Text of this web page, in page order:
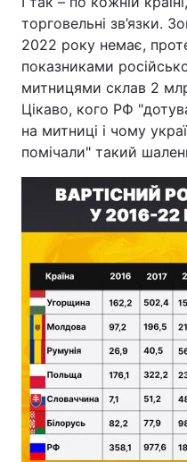
торговельні зв’язки.
2022 року немає,
показниками
митницями склав 2
Цікаво, кого РФ
на митниці і чому
помічали" такий